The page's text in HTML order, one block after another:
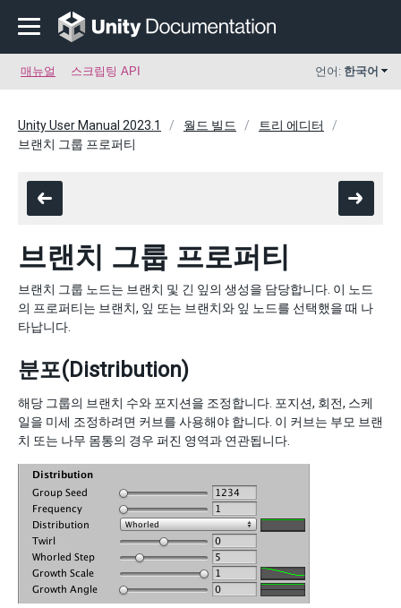
매뉴얼 스크립팅 API 언어: 한국어
Unity User Manual 2023.1 월드 빌드
트리 에디터
브랜치 그룹 프로퍼티
브랜치 그룹 프로퍼티
브랜치 그룹 노드는 브랜치 및 긴 잎의 생성을 담당합니다. 이 노드
의 프로퍼티는 브랜치, 잎 또는 브랜치와 잎 노드를 선택했을 때 나
타납니다.
분포(Distribution)
해당 그룹의 브랜치 수와 포지션을 조정합니다. 포지션, 회전, 스케
일을 미세 조정하려면 커브를 사용해야 합니다. 이 커브는 부모 브랜
치 또는 나무 몸통의 경우 퍼진 영역과 연관됩니다.